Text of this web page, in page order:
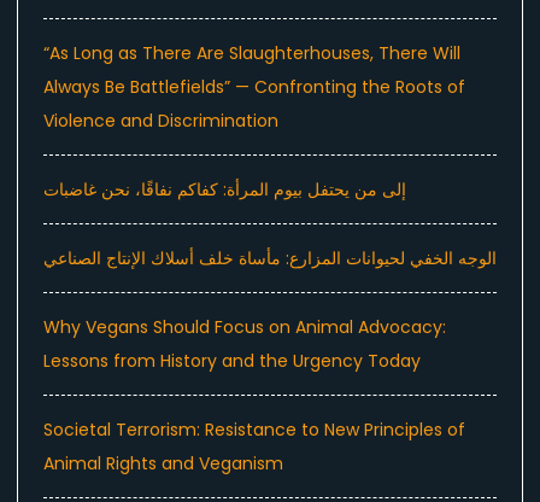
“As Long as There Are Slaughterhouses, There Will
Always Be Battlefields” — Confronting the Roots of
Violence and Discrimination
إلى من يحتفل بيوم المرأة: كفاكم نفاقًا، نحن غاضبات
الوجه الخفي لحيوانات المزارع: مأساة خلف أسلاك الإنتاج الصناعي
Why Vegans Should Focus on Animal Advocacy:
Lessons from History and the Urgency Today
Societal Terrorism: Resistance to New Principles of
Animal Rights and Veganism